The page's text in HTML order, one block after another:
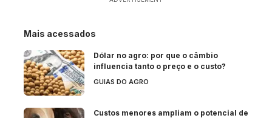
Mais acessados
Dólar no agro: por que o câmbio
influencia tanto o preço e o custo?
GUIAS DO AGRO
Custos menores ampliam o potencial de